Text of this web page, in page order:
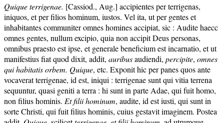
Quique terrigenae. [Cassiod., Aug.] accipientes per terrigenas,
iniquos, et per filios hominum, iustos. Vel ita, ut per gentes et
inhabitantes communiter omnes homines accipiat, sic : Audite haecc
omnes gentes, nullum excipio, quia non accipit Deus personas,
omnibus praesto est ipse, et generale beneficium est incarnatio, et ut
manifestius fiat quod dixit, addit, auribusaudiendi, percipite, omnes
qui habitatis orbem. Quique, etc. Exponit hic per panes quos ante
vocaverat terrigenae, id est, iniqui : terrigenae sunt qui vitia terrena
sequuntur, quasi geniti a terra : hi sunt in parte Adae, qui fuit homo,
non filius hominis. Et filii hominum, audite, id est iusti, qui sunt in
sorte Christi, qui fuit filius hominis, cuius gestavit imaginem. Postea